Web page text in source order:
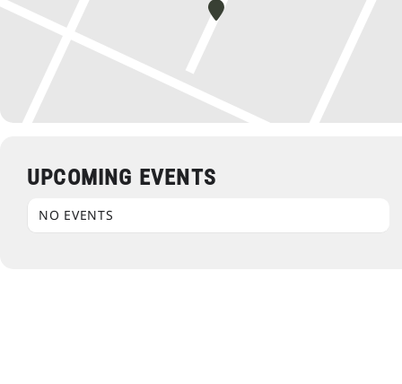
UPCOMING EVENTS
NO EVENTS